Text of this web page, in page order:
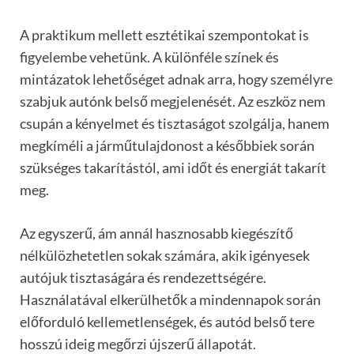
A praktikum mellett esztétikai szempontokat is
figyelembe vehetünk. A különféle színek és
mintázatok lehetőséget adnak arra, hogy személyre
szabjuk autónk belső megjelenését. Az eszköz nem
csupán a kényelmet és tisztaságot szolgálja, hanem
megkíméli a járműtulajdonost a későbbiek során
szükséges takarítástól, ami időt és energiát takarít
meg.
Az egyszerű, ám annál hasznosabb kiegészítő
nélkülözhetetlen sokak számára, akik igényesek
autójuk tisztaságára és rendezettségére.
Használatával elkerülhetők a mindennapok során
előforduló kellemetlenségek, és autód belső tere
hosszú ideig megőrzi újszerű állapotát.